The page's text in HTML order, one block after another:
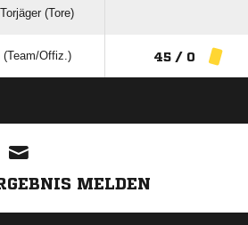
(Tore)
(Team/Offiz.) 45 / 0
MELDEN